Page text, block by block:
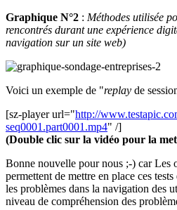
Graphique N°2 : Méthodes utilisée
rencontrés durant une expérience
navigation sur un site web)
Voici un exemple de "replay de
[sz-player url="http://
seq0001.part0001.mp4" /]
(Double clic sur la vidéo pour la
Bonne nouvelle pour nous ;-) car Les
permettent de mettre en place ces
les problèmes dans la navigation des
niveau de compréhension des